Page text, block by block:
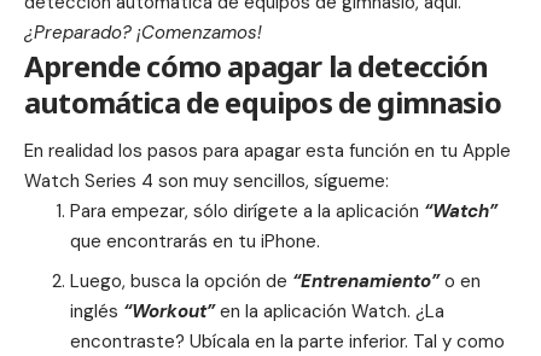
¿Preparado? ¡Comenzamos!
Aprende cómo apagar la detección
automática de equipos de gimnasio
En realidad los pasos para apagar esta función en tu Apple
Watch Series 4 son muy sencillos, sígueme:
Para empezar, sólo dirígete a la aplicación “Watch”
que encontrarás en tu iPhone.
Luego, busca la opción de “Entrenamiento”o en
inglés “Workout”en la aplicación Watch. ¿La
encontraste? Ubícala en la parte inferior. Tal y como